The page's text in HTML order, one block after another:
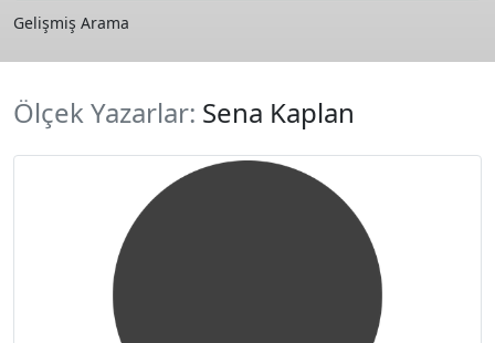
Gelişmiş Arama
Ölçek Yazarlar: Sena Kaplan